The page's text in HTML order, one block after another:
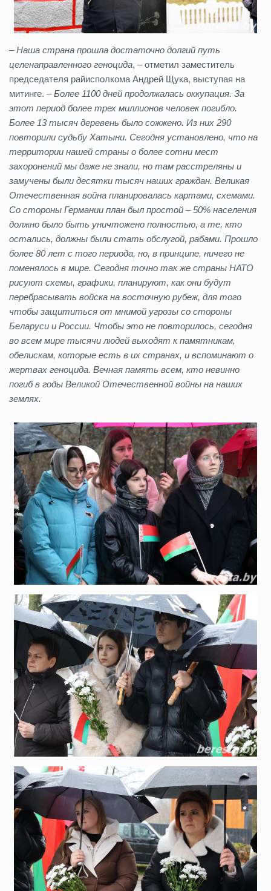
–Наша страна прошла достаточно долгий путь
целенаправленного геноцида, – отметил заместитель
председателя райисполкома Андрей Щука, выступая на
митинге. –Более 1100 дней продолжалась оккупация. За
этот период более трех миллионов человек погибло.
Более 13 тысяч деревень было сожжено. Из них 290
повторили судьбу Хатыни. Сегодня установлено, что на
территории нашей страны о более сотни мест
захоронений мы даже не знали, но там расстреляны и
замучены были десятки тысяч наших граждан. Великая
Отечественная война планировалась картами, схемами.
Со стороны Германии план был простой – 50% населения
должно было быть уничтожено полностью, а те, кто
остались, должны были стать обслугой, рабами. Прошло
более 80 лет с того периода, но, в принципе, ничего не
поменялось в мире. Сегодня точно так же страны НАТО
рисуют схемы, графики, планируют, как они будут
перебрасывать войска на восточную рубеж, для того
чтобы защититься от мнимой угрозы со стороны
Беларуси и России. Чтобы это не повторилось, сегодня
во всем мире тысячи людей выходят к памятникам,
обелискам, которые есть в их странах, и вспоминают о
жертвах геноцида. Вечная память всем, кто невинно
погиб в годы Великой Отечественной войны на наших
землях.